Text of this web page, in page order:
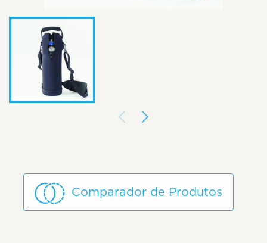
Comparador de Produtos